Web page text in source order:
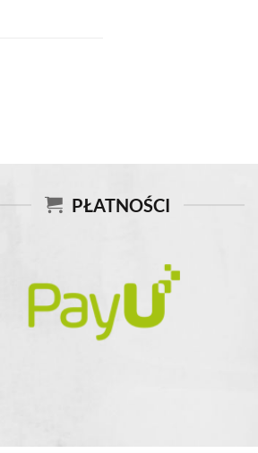
PŁATNOŚCI